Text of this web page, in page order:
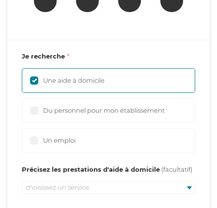
Je recherche
Une aide à domicile
Du personnel pour mon établissement
Un emploi
Précisez les prestations d'aide à domicile
choisissez un service